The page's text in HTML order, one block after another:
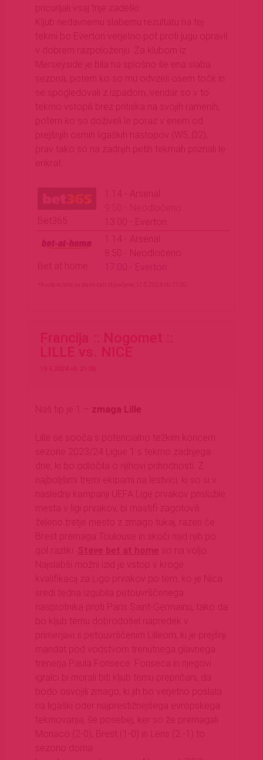
pricurljali vsaj trije zadetki.
Kljub nedavnemu slabemu rezultatu na tej
tekmi bo Everton verjetno pot proti jugu opravil
v dobrem razpoloženju. Za klubom iz
Merseyside je bila na splošno še ena slaba
sezona, potem ko so mu odvzeli osem točk in
se spogledovali z izpadom, vendar so v to
tekmo vstopili brez pritiska na svojih ramenih,
potem ko so doživeli le poraz v enem od
prejšnjih osmih ligaških nastopov (W5, D2),
prav tako so na zadnjih petih tekmah priznali le
enkrat.
Bet365
1.14 - Arsenal
13.00 - Everton
Bet at home
1.14 - Arsenal
8.50 - Neodločeno
17.00 - Everton
*Kvote so bile na stavnicah objavljene 17.5.2024 ob 11:00.
Naš tip je 1 – zmaga Lille
Lille se sooča s potencialno težkim koncem
sezone 2023/24 Ligue 1 s tekmo zadnjega
dne, ki bo odločila o njihovi prihodnosti. Z
najboljšimi tremi ekipami na lestvici, ki so si v
naslednji kampanji UEFA Lige prvakov prislužile
mesta v ligi prvakov, bi mastifi zagotovili
želeno tretje mesto z zmago tukaj, razen če
Brest premaga Toulouse in skoči nad njih po
gol razliki.
so na voljo.
Najslabši možni izid je vstop v kroge
kvalifikacij za Ligo prvakov po tem, ko je Nica
sredi tedna izgubila petouvrščenega
nasprotnika proti Paris Saint-Germainu, tako da
bo kljub temu dobrodošel napredek v
primerjavi s petouvrščenim Lilleom, ki je prejšnji
mandat pod vodstvom trenutnega glavnega
trenerja Paula Fonsece. Fonseca in njegovi
igralci bi morali biti kljub temu prepričani, da
bodo osvojili zmago, ki jih bo verjetno poslala
na ligaški oder najprestižnejšega evropskega
tekmovanja, še posebej, ker so že premagali
Monaco (2-0), Brest (1-0) in Lens (2 -1) to
sezono doma.